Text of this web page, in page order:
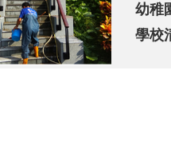
幼稚
學校